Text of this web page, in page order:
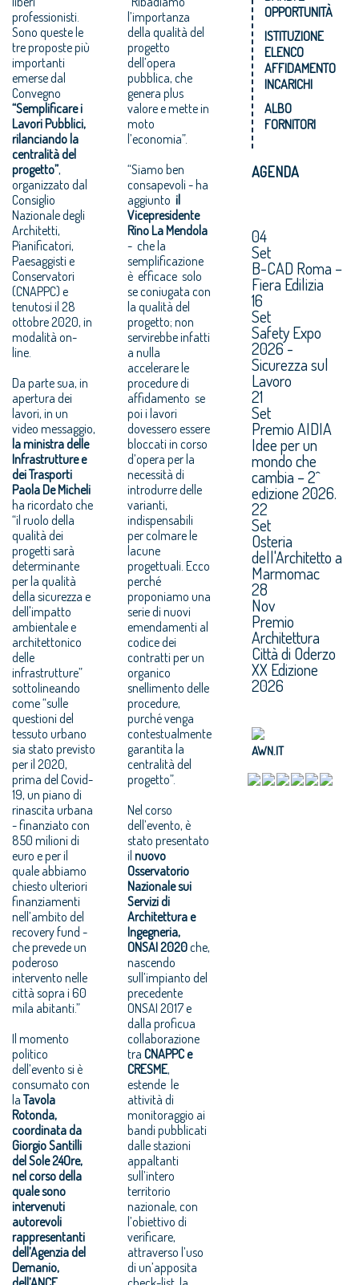
professionisti.
Sono queste le
tre proposte più
importanti
emerse dal
Convegno
“Semplificare i
Lavori Pubblici,
rilanciando la
centralità del
progetto”,
organizzato dal
Consiglio
Nazionale degli
Architetti,
Pianificatori,
Paesaggisti e
Conservatori
(CNAPPC) e
tenutosi il 28
ottobre 2020, in
modalità on-
line.
Da parte sua, in
apertura dei
lavori, in un
video messaggio,
la ministra delle
Infrastrutture e
dei Trasporti
Paola De Micheli
ha ricordato che
“il ruolo della
qualità dei
progetti sarà
determinante
per la qualità
della sicurezza e
dell'impatto
ambientale e
architettonico
delle
infrastrutture”
sottolineando
come “sulle
questioni del
tessuto urbano
sia stato previsto
per il 2020,
prima del Covid-
19, un piano di
rinascita urbana
- finanziato con
850 milioni di
euro e per il
quale abbiamo
chiesto ulteriori
finanziamenti
nell’ambito del
recovery fund -
che prevede un
poderoso
intervento nelle
città sopra i 60
mila abitanti.”
Il momento
politico
dell’evento si è
consumato con
la Tavola
Rotonda,
coordinata da
Giorgio Santilli
del Sole 24Ore,
nel corso della
quale sono
intervenuti
autorevoli
rappresentanti
dell’Agenzia del
Demanio,
l’importanza
della qualità del
progetto
dell’opera
pubblica, che
genera plus
valore e mette in
moto
l’economia”.
“Siamo ben
consapevoli - ha
aggiuntoil
Vicepresidente
Rino La Mendola
- che la
semplificazione
è efficace solo
se coniugata con
la qualità del
progetto; non
servirebbe infatti
a nulla
accelerare le
procedure di
affidamento se
poi i lavori
dovessero essere
bloccati in corso
d’opera per la
necessità di
introdurre delle
varianti,
indispensabili
per colmare le
lacune
progettuali. Ecco
perché
proponiamo una
serie di nuovi
emendamenti al
codice dei
contratti per un
organico
snellimento delle
procedure,
purché venga
contestualmente
garantita la
centralità del
progetto”.
Nel corso
dell’evento, è
stato presentato
ilnuovo
Osservatorio
Nazionale sui
Servizi di
Architettura e
Ingegneria,
ONSAI 2020che,
nascendo
sull’impianto del
precedente
ONSAI 2017 e
dalla proficua
collaborazione
traCNAPPC e
CRESME,
estende le
attività di
monitoraggio ai
bandi pubblicati
dalle stazioni
appaltanti
sull’intero
territorio
nazionale, con
l’obiettivo di
verificare,
attraverso l’uso
di un’apposita
OPPORTUNITÀ
ISTITUZIONE
ELENCO
AFFIDAMENTO
INCARICHI
ALBO
FORNITORI
AGENDA
04
Set
B-CAD Roma –
Fiera Edilizia
16
Set
Safety Expo
2026 -
Sicurezza sul
Lavoro
21
Set
Premio AIDIA
Idee per un
mondo che
cambia – 2^
edizione 2026.
22
Set
Osteria
dell'Architetto a
Marmomac
28
Nov
Premio
Architettura
Città di Oderzo
XX Edizione
2026
AWN.IT